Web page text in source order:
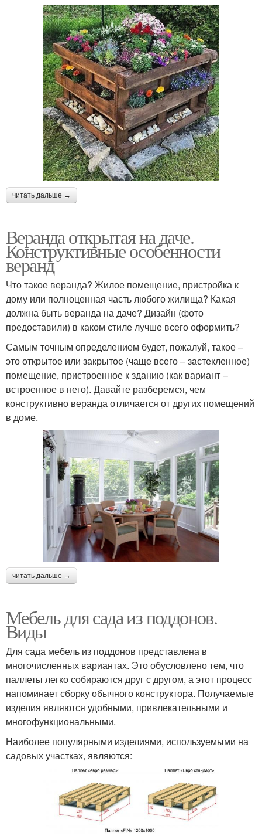
читать дальше →
Веранда открытая на даче.
Конструктивные особенности
веранд
Что такое веранда? Жилое помещение, пристройка к
дому или полноценная часть любого жилища? Какая
должна быть веранда на даче? Дизайн (фото
предоставили) в каком стиле лучше всего оформить?
Самым точным определением будет, пожалуй, такое –
это открытое или закрытое (чаще всего – застекленное)
помещение, пристроенное к зданию (как вариант –
встроенное в него). Давайте разберемся, чем
конструктивно веранда отличается от других помещений
в доме.
читать дальше →
Мебель для сада из поддонов.
Виды
Для сада мебель из поддонов представлена в
многочисленных вариантах. Это обусловлено тем, что
паллеты легко собираются друг с другом, а этот процесс
напоминает сборку обычного конструктора. Получаемые
изделия являются удобными, привлекательными и
многофункциональными.
Наиболее популярными изделиями, используемыми на
садовых участках, являются: